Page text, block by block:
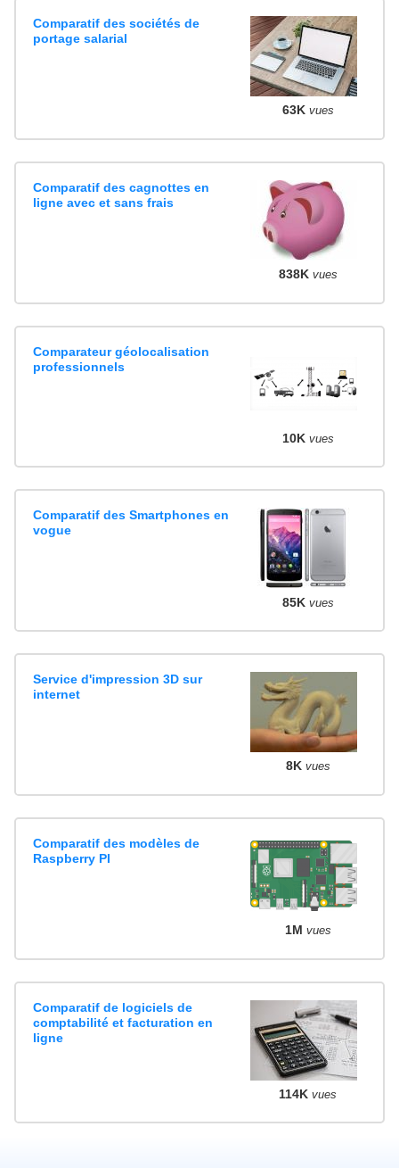
Comparatif des sociétés de
portage salarial
63K vues
Comparatif des cagnottes en
ligne avec et sans frais
838K vues
Comparateur géolocalisation
professionnels
10K vues
Comparatif des Smartphones en
vogue
85K vues
Service d'impression 3D sur
internet
8K vues
Comparatif des modèles de
Raspberry PI
1M vues
Comparatif de logiciels de
comptabilité et facturation en
ligne
114K vues